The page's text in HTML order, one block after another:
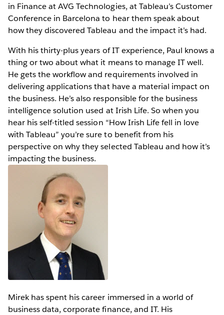
in Finance at AVG Technologies, at Tableau’s Customer
Conference in Barcelona to hear them speak about
how they discovered Tableau and the impact it’s had.
With his thirty-plus years of IT experience, Paul knows a
thing or two about what it means to manage IT well.
He gets the workflow and requirements involved in
delivering applications that have a material impact on
the business. He’s also responsible for the business
intelligence solution used at Irish Life. So when you
hear his self-titled session “How Irish Life fell in love
with Tableau” you’re sure to benefit from his
perspective on why they selected Tableau and how it’s
impacting the business.
Mirek has spent his career immersed in a world of
business data, corporate finance, and IT. His